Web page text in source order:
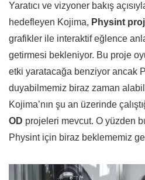
Yaratıcı ve vizyoner bakış
hedefleyen Kojima, Physint
grafikler ile interaktif eğlence
getirmesi bekleniyor. Bu proje
etki yaratacağa benziyor ancak
duyabilmemiz biraz zaman
Kojima’nın şu an üzerinde
OD projeleri mevcut. O yüzden
Physint için biraz beklememiz